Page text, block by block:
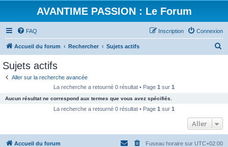
AVANTIME PASSION : Le Forum
FAQ Connexion
Inscription
Accueil du forum Rechercher Sujets actifs
c
e
Sujets actifs
Aller sur la recherche avancée
La recherche a retourné 0 résultat • Page 1 sur 1
Aucun résultat ne correspond aux termes que vous avez spécifiés.
La recherche a retourné 0 résultat • Page 1 sur 1
Aller
Accueil du forum Fuseau horaire sur UTC+02:00